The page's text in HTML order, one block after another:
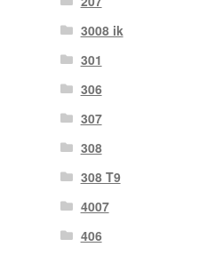
3008 ik
301
306
307
308
308 T9
4007
406